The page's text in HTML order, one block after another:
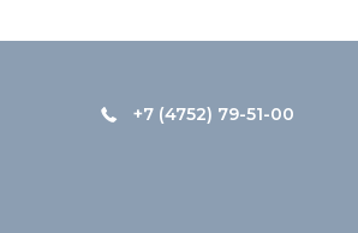
+7 (4752) 79-51-00